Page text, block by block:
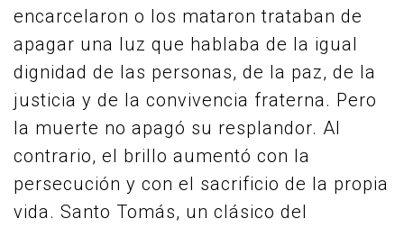
encarcelaron o los mataron trataban de
apagar una luz que hablaba de la igual
dignidad de las personas, de la paz, de la
justicia y de la convivencia fraterna. Pero
la muerte no apagó su resplandor. Al
contrario, el brillo aumentó con la
persecución y con el sacrificio de la propia
vida. Santo Tomás, un clásico del